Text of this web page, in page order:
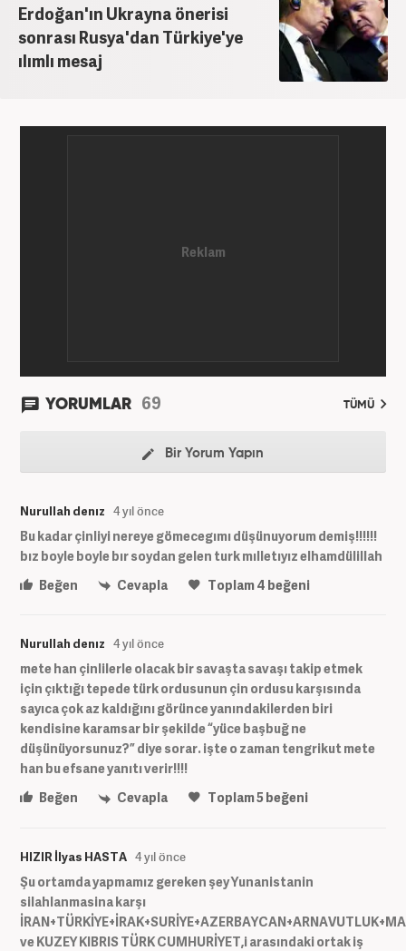
Erdoğan'ın Ukrayna önerisi
sonrası Rusya'dan Türkiye'ye
ılımlı mesaj
YORUMLAR 69 TÜMÜ
Bir Yorum Yapın
Nurullah denız 4 yıl önce
Bu kadar çinliyi nereye gömecegımı düşünuyorum demiş!!!!!!
bız boyle boyle bır soydan gelen turk mılletıyız elhamdülillah
Beğen
Cevapla Toplam4 beğeni
Nurullah denız 4 yıl önce
mete han çinlilerle olacak bir savaşta savaşı takip etmek
için çıktığı tepede türk ordusunun çin ordusu karşısında
sayıca çok az kaldığını görünce yanındakilerden biri
kendisine karamsar bir şekilde “yüce başbuğ ne
düşünüyorsunuz?” diye sorar. işte o zaman tengrikut mete
han bu efsane yanıtı verir!!!!
Beğen
Cevapla Toplam5beğeni
HIZIR İlyas HASTA 4 yıl önce
Şu ortamda yapmamız gereken şey Yunanistanin
silahlanmasina karşı
ve KUZEY KIBRIS TÜRK CUMHURİYET,i arasındaki ortak iş